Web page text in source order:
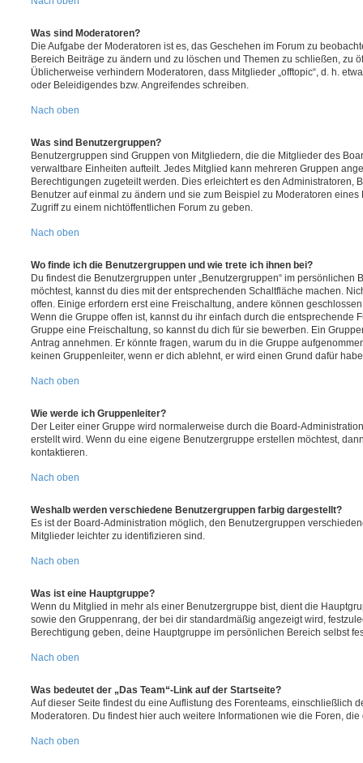
Was sind Moderatoren?
Die Aufgabe der Moderatoren ist es, das Geschehen im Forum zu
Bereich Beiträge zu ändern und zu löschen und Themen zu schließen, zu
Üblicherweise verhindern Moderatoren, dass Mitglieder „offtopic“, d. h.
oder Beleidigendes bzw. Angreifendes schreiben.
Nach oben
Was sind Benutzergruppen?
Benutzergruppen sind Gruppen von Mitgliedern, die die Mitglieder des
verwaltbare Einheiten aufteilt. Jedes Mitglied kann mehreren Gruppen
Berechtigungen zugeteilt werden. Dies erleichtert es den Administratoren,
Benutzer auf einmal zu ändern und sie zum Beispiel zu Moderatoren
Zugriff zu einem nichtöffentlichen Forum zu geben.
Nach oben
Wo finde ich die Benutzergruppen und wie trete ich ihnen bei?
Du findest die Benutzergruppen unter „Benutzergruppen“ im persönlichen
möchtest, kannst du dies mit der entsprechenden Schaltfläche machen.
offen. Einige erfordern erst eine Freischaltung, andere können
Wenn die Gruppe offen ist, kannst du ihr einfach durch die entsprechende
Gruppe eine Freischaltung, so kannst du dich für sie bewerben. Ein
Antrag annehmen. Er könnte fragen, warum du in die Gruppe
keinen Gruppenleiter, wenn er dich ablehnt, er wird einen Grund dafür
Nach oben
Wie werde ich Gruppenleiter?
Der Leiter einer Gruppe wird normalerweise durch die Board-
erstellt wird. Wenn du eine eigene Benutzergruppe erstellen möchtest,
kontaktieren.
Nach oben
Weshalb werden verschiedene Benutzergruppen farbig dargestellt?
Es ist der Board-Administration möglich, den Benutzergruppen
Mitglieder leichter zu identifizieren sind.
Nach oben
Was ist eine Hauptgruppe?
Wenn du Mitglied in mehr als einer Benutzergruppe bist, dient die
sowie den Gruppenrang, der bei dir standardmäßig angezeigt wird,
Berechtigung geben, deine Hauptgruppe im persönlichen Bereich selbst
Nach oben
Was bedeutet der „Das Team“-Link auf der Startseite?
Auf dieser Seite findest du eine Auflistung des Forenteams, einschließlich
Moderatoren. Du findest hier auch weitere Informationen wie die Foren,
Nach oben